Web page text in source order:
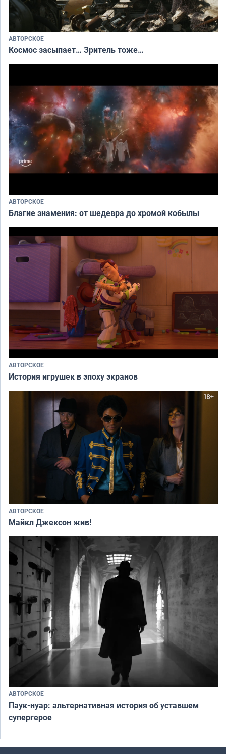
АВТОРСКОЕ
Космос засыпает… Зритель тоже…
АВТОРСКОЕ
Благие знамения: от шедевра до хромой кобылы
АВТОРСКОЕ
История игрушек в эпоху экранов
АВТОРСКОЕ
Майкл Джексон жив!
АВТОРСКОЕ
Паук-нуар: альтернативная история об уставшем
супергерое